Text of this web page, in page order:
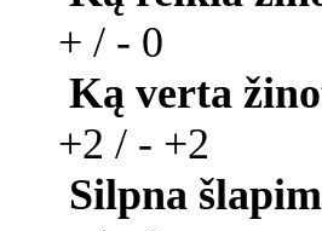
+ / - 0
Ką verta
+2 / - +2
Silpna